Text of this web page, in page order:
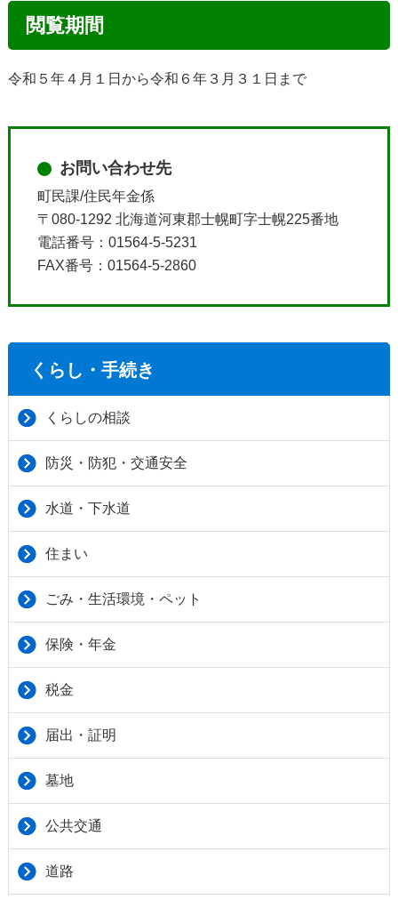
閲覧期間
令和５年４月１日から令和６年３月３１日まで
お問い合わせ先
町民課/住民年金係
〒080-1292 北海道河東郡士幌町字士幌225番地
電話番号：01564-5-5231
FAX番号：01564-5-2860
くらし・手続き
くらしの相談
防災・防犯・交通安全
水道・下水道
住まい
ごみ・生活環境・ペット
保険・年金
税金
届出・証明
墓地
公共交通
道路